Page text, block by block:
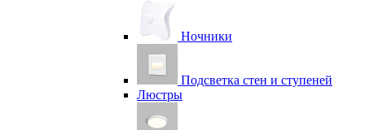
Ночники
Подсветка стен и ступеней
Люстры